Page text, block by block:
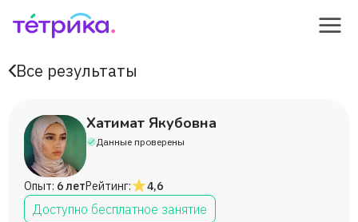
Все результаты
Хатимат Якубовна
Данные проверены
Опыт: 6 летРейтинг: 4,6
Доступно бесплатное занятие